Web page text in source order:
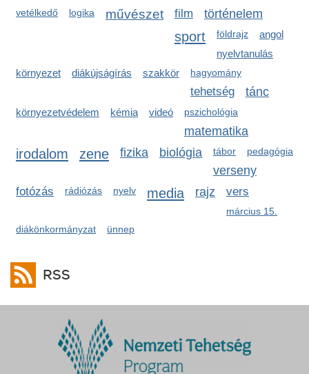
vetélkedő logika művészet film történelem
sport földrajz
angol
nyelvtanulás
környezet
diákújságírás szakkör hagyomány
tehetség tánc
környezetvédelem kémia videó pszichológia
matematika
irodalom zene fizika biológia tábor pedagógia
verseny
fotózás rádiózás nyelv media rajz vers
március 15.
diákönkormányzat
ünnep
RSS